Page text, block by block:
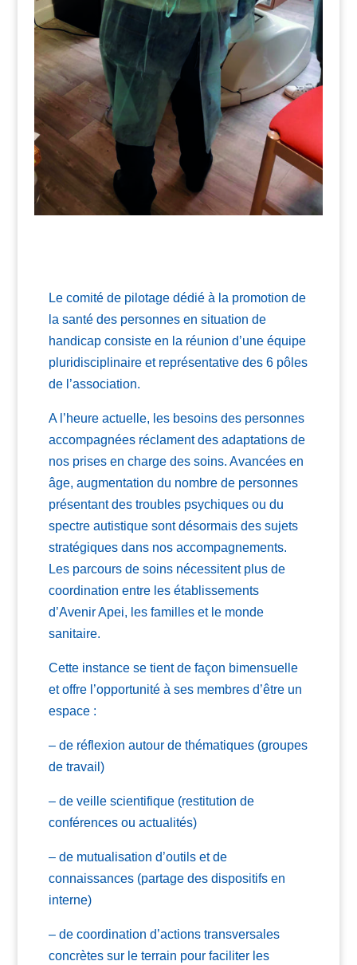
Le comité de pilotage dédié à la promotion de
la santé des personnes en situation de
handicap consiste en la réunion d’une équipe
pluridisciplinaire et représentative des 6 pôles
de l’association.
A l’heure actuelle, les besoins des personnes
accompagnées réclament des adaptations de
nos prises en charge des soins. Avancées en
âge, augmentation du nombre de personnes
présentant des troubles psychiques ou du
spectre autistique sont désormais des sujets
stratégiques dans nos accompagnements.
Les parcours de soins nécessitent plus de
coordination entre les établissements
d’Avenir Apei, les familles et le monde
sanitaire.
Cette instance se tient de façon bimensuelle
et offre l’opportunité à ses membres d’être un
espace :
– de réflexion autour de thématiques (groupes
de travail)
– de veille scientifique (restitution de
conférences ou actualités)
– de mutualisation d’outils et de
connaissances (partage des dispositifs en
interne)
– de coordination d’actions transversales
concrètes sur le terrain pour faciliter les